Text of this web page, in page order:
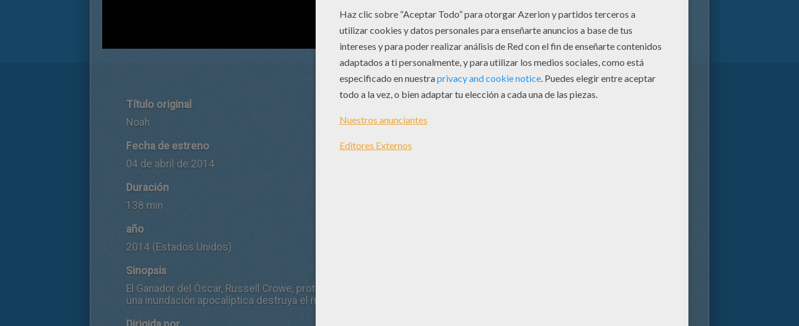
Título original
Noah
Fecha de estreno
04 de abril de 2014
Duración
138 min
año
2014 (Estados Unidos)
Sinopsis
El Ganador del Óscar, Russell Crowe, protagoniza Noé. Un hombre elegido por Dios para una gran tarea antes de que
una inundación apocalíptica destruya el mundo.